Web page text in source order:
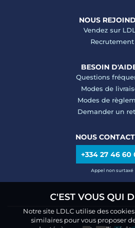
NOUS
Vendez sur
Recrutement
BESOIN
Questions
Modes de
Modes de
Demander un
NOUS
+334 27 46 60
Appel non surtaxé
C'EST VOUS QUI
Notre site LDLC utilise des
similaires pour vous proposer